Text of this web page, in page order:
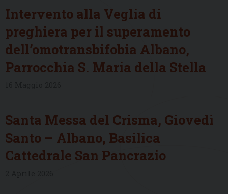
Intervento alla Veglia di
preghiera per il superamento
dell’omotransbifobia Albano,
Parrocchia S. Maria della Stella
Santa Messa del Crisma, Giovedì
Santo – Albano, Basilica
Cattedrale San Pancrazio